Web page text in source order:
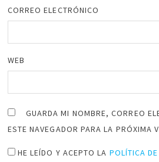
CORREO ELECTRÓNICO
WEB
GUARDA MI NOMBRE, CORREO
ESTE NAVEGADOR PARA LA PRÓXIMA
HE LEÍDO Y ACEPTO LA POLÍTICA